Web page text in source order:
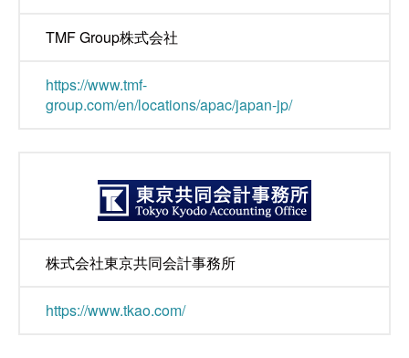
TMF Group株式会社
https://www.tmf-
group.com/en/locations/apac/japan-jp/
株式会社東京共同会計事務所
https://www.tkao.com/